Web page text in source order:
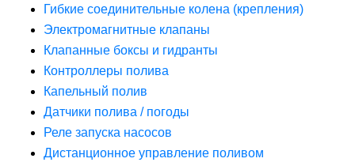
Гибкие соединительные колена (крепления)
Электромагнитные клапаны
Клапанные боксы и гидранты
Контроллеры полива
Капельный полив
Датчики полива / погоды
Реле запуска насосов
Дистанционное управление поливом